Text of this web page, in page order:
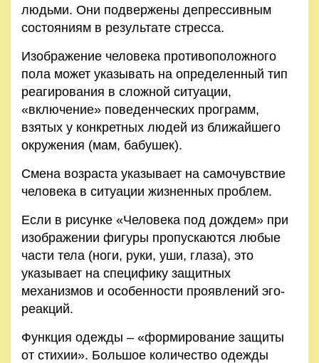
людьми. Они подвержены депрессивным
состояниям в результате стресса.
Изображение человека противоположного
пола может указывать на определенный тип
реагирования в сложной ситуации,
«включение» поведенческих программ,
взятых у конкретных людей из ближайшего
окружения (мам, бабушек).
Смена возраста указывает на самочувствие
человека в ситуации жизненных проблем.
Если в рисунке «Человека под дождем» при
изображении фигуры пропускаются любые
части тела (ноги, руки, уши, глаза), это
указывает на специфику защитных
механизмов и особенности проявлений эго-
реакций.
Функция одежды – «формирование защиты
от стихии». Большое количество одежды